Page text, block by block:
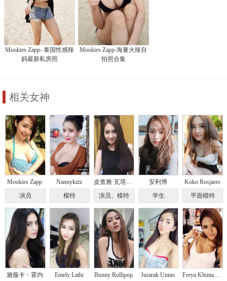
Mookies Zapp- 泰国性感辣
妈最新私房照
Mookies Zapp-海量火辣自
拍照合集
相关女神
Mookies Zapp
演员
Nannykizz
模特
皮查雅·瓦塔那蒙迪里
演员、模特
安利博
学生
Koko Rosjares
平面模特
黛薇卡・霍内 Emely Lathi Bunny Rollipop Jurarak Untao Freya Khunanya